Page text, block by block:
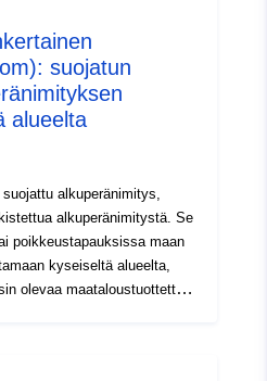
(esim. viinien värit, joihin
suojatun
alueelta
alkuperänimitys,
alkuperänimitystä. Se
poikkeustapauksissa maan
kyseiseltä alueelta,
olevaa maataloustuottetta
luonnollisista ja inhimillisistä